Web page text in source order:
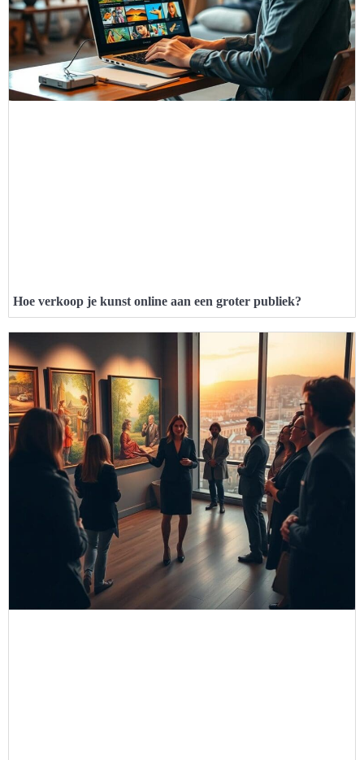
Hoe verkoop je kunst online aan een groter publiek?